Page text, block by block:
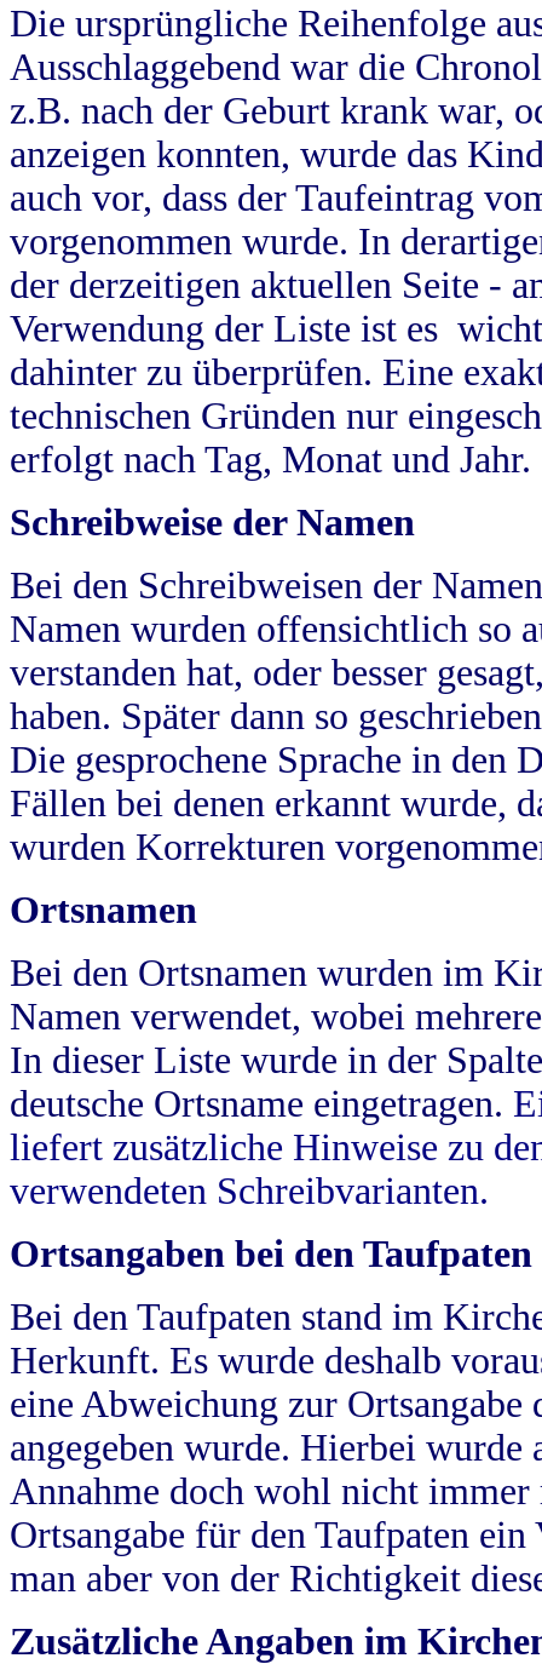
Die ursprüngliche Reihenfolge
Ausschlaggebend war die
z.B. nach der Geburt krank war,
anzeigen konnten, wurde das
auch vor, dass der Taufeintrag
vorgenommen wurde. In
der derzeitigen aktuellen Seite -
Verwendung der Liste ist es
dahinter zu überprüfen. Eine
technischen Gründen nur
erfolgt nach Tag, Monat und Jahr.
Schreibweise der Namen
Bei den Schreibweisen der
Namen wurden offensichtlich so
verstanden hat, oder besser
haben. Später dann so
Die gesprochene Sprache in
Fällen bei denen erkannt wurde,
wurden Korrekturen
Ortsnamen
Bei den Ortsnamen wurden im
Namen verwendet, wobei
In dieser Liste wurde in der
deutsche Ortsname eingetragen.
liefert zusätzliche Hinweise zu
verwendeten Schreibvarianten.
Ortsangaben bei den Taufpaten
Bei den Taufpaten stand im
Herkunft. Es wurde deshalb
eine Abweichung zur
angegeben wurde. Hierbei wurde
Annahme doch wohl nicht
Ortsangabe für den Taufpaten
man aber von der Richtigkeit
Zusätzliche Angaben im